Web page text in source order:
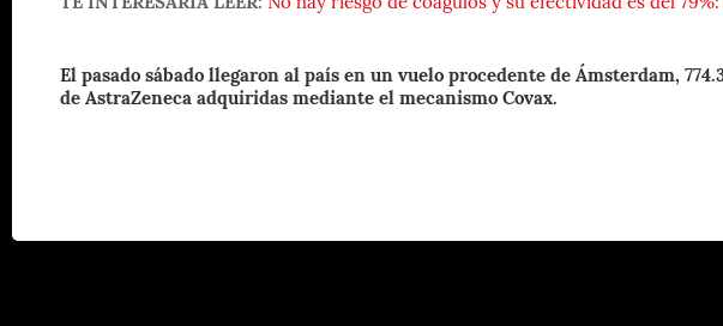
TE INTERESARÍA LEER: No hay riesgo de coágulos y su efectividad es del
El pasado sábado llegaron al país en un vuelo procedente de Ámsterdam,
de AstraZeneca adquiridas mediante el mecanismo Covax.